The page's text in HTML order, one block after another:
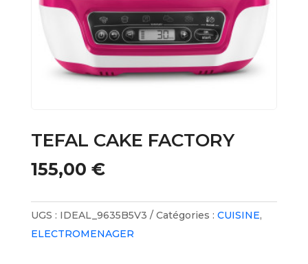
TEFAL CAKE FACTORY
155,00 €
UGS : IDEAL_9635B5V3 Catégories : CUISINE,
ELECTROMENAGER